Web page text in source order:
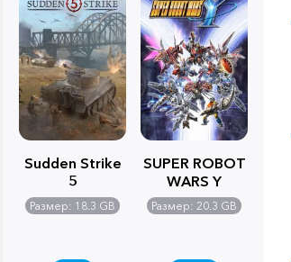
Sudden Strike
5
Размер: 18.3 GB
SUPER ROBOT
WARS Y
Размер: 20.3 GB